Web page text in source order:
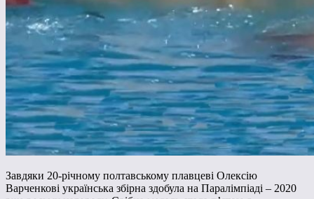
Завдяки 20-річному полтавському плавцеві Олексію
Варченкові українська збірна здобула на Паралімпіаді – 2020